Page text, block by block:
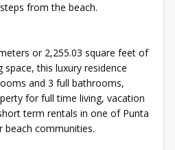
from the beach.
or 2,255.03 square feet of
space, this luxury residence
and 3 full bathrooms,
for full time living, vacation
term rentals in one of Punta
beach communities.